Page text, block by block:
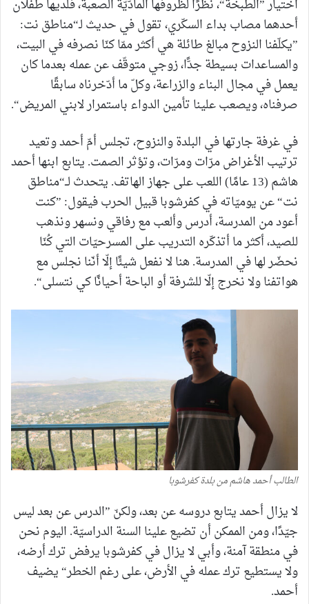
اختيار ”الطبخة“، نظرًا لظروفها المادّيّة الصعبة، فلديها طفلان
أحدهما مصاب بداء السكّري، تقول في حديث لـ“مناطق نت:
”يكلّفنا النزوح مبالغ طائلة هي أكثر ممّا كنّا نصرفه في البيت،
والمساعدات بسيطة جدًّا، زوجي متوقّف عن عمله بعدما كان
يعمل في مجال البناء والزراعة، وكلّ ما أدّخرناه سابقًا
صرفناه، ويصعب علينا تأمين الدواء باستمرار لابني المريض“.
في غرفة جارتها في البلدة والنزوح، تجلس أمّ أحمد وتعيد
ترتيب الأغراض مرّات ومرّات، وتؤثر الصمت. يتابع ابنها أحمد
هاشم (13 عامًا) اللعب على جهاز الهاتف. يتحدث لــ“مناطق
نت“ عن يوميّاته في كفرشوبا قبيل الحرب فيقول: ”كنت
أعود من المدرسة، أدرس وألعب مع رفاقي ونسهر ونذهب
للصيد، أكثر ما أتذكّره التدريب على المسرحيّات التي كُنّا
نحضّر لها في المدرسة. هنا لا نفعل شيئًا إلّا أنّنا نجلس مع
هواتفنا ولا نخرج إلّا للشرفة أو الباحة أحيانًا كي نتسلى“.
الطالب أحمد هاشم من بلدة كفرشوبا
لا يزال أحمد يتابع دروسه عن بعد، ولكنّ ”الدرس عن بعد ليس
جيّدًا، ومن الممكن أن تضيع علينا السنة الدراسيّة. اليوم نحن
في منطقة آمنة، وأبي لا يزال في كفرشوبا يرفض ترك أرضه،
ولا يستطيع ترك عمله في الأرض، على رغم الخطر“ يضيف
أحمد.